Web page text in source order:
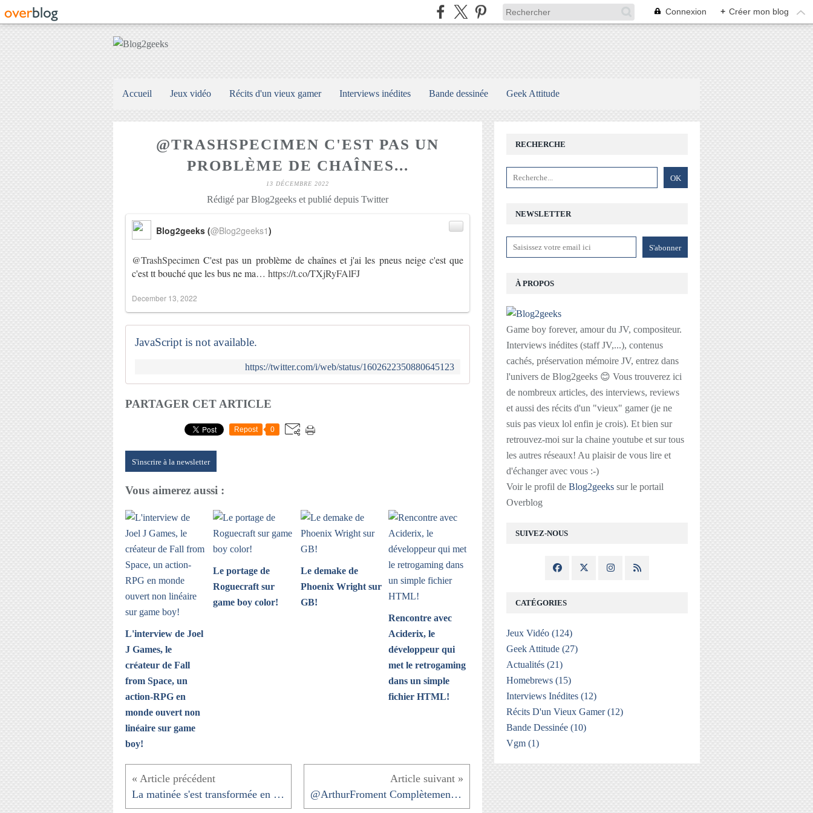
Connexion + Créer mon blog
Accueil Jeux vidéo Récits d'un vieux gamer Interviews inédites Bande dessinée Geek Attitude
@TRASHSPECIMEN C'EST PAS UN
PROBLÈME DE CHAÎNES...
13 DÉCEMBRE 2022
Rédigé par Blog2geeks et publié depuis Twitter
@TrashSpecimen C'est pas un problème de chaînes et j'ai les pneus neige c'est que
c'est tt bouché que les bus ne ma… https://t.co/TXjRyFAlFJ
Blog2geeks (@Blog2geeks1)
December 13, 2022
JavaScript is not available.
https://twitter.com/i/web/status/1602622350880645123
PARTAGER CET ARTICLE
Repost 0
S'inscrire à la newsletter
Vous aimerez aussi :
L'interview de Joel
J Games, le
créateur de Fall
from Space, un
action-RPG en
monde ouvert non
linéaire sur game
boy!
Le portage de
Roguecraft sur
game boy color!
Le demake de
Phoenix Wright sur
GB!
Rencontre avec
Aciderix, le
développeur qui
met le retrogaming
dans un simple
fichier HTML!
La matinée s'est transformée en journée... @ArthurFroment Complètement on trouve toujours du...
NEWSLETTER
SUIVEZ-NOUS
RECHERCHE
À PROPOS
Game boy forever, amour du JV, compositeur.
Interviews inédites (staff JV,...), contenus
cachés, préservation mémoire JV, entrez dans
l'univers de Blog2geeks 😊 Vous trouverez ici
de nombreux articles, des interviews, reviews
et aussi des récits d'un "vieux" gamer (je ne
suis pas vieux lol enfin je crois). Et bien sur
retrouvez-moi sur la chaine youtube et sur tous
les autres réseaux! Au plaisir de vous lire et
d'échanger avec vous :-)
Voir le profil de Blog2geeks sur le portail
Overblog
CATÉGORIES
Jeux Vidéo (124)
Geek Attitude (27)
Actualités (21)
Homebrews (15)
Interviews Inédites (12)
Récits D'un Vieux Gamer(12)
Bande Dessinée (10)
Vgm (1)